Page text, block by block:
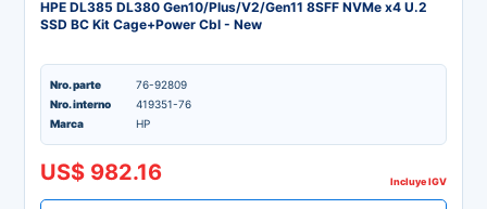
HPE DL385 DL380 Gen10/Plus/V2/Gen11 8SFF NVMe x4 U.2
SSD BC Kit Cage+Power Cbl - New
Nro. parte
76-92809
Nro. interno
419351-76
Marca
HP
US$ 982.16 Incluye IGV